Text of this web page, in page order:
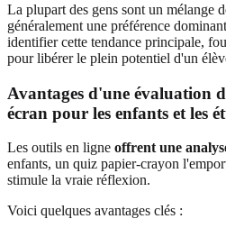
La plupart des gens sont un mélange
généralement une préférence
identifier cette tendance principale,
pour libérer le plein potentiel d'un
Avantages d'une évaluation
écran pour les enfants et les
Les outils en ligne offrent une
enfants, un quiz papier-crayon
stimule la vraie réflexion.
Voici quelques avantages clés :